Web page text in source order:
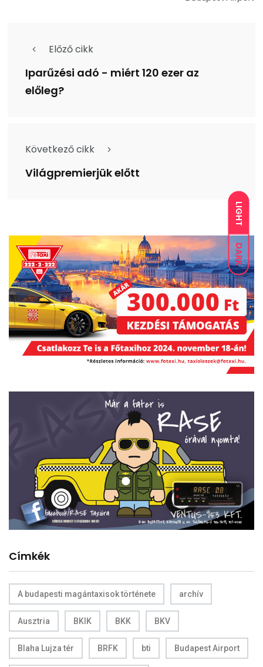
LIGHT
DARK
Előző cikk
Iparűzési adó - miért 120 ezer az
előleg?
Következő cikk
Világpremierjük előtt
Címkék
A budapesti magántaxisok története archív
Ausztria BKIK BKK BKV
Blaha Lujza tér BRFK bti Budapest Airport